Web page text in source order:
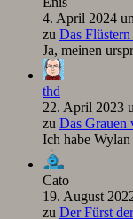
4. April 2024
zu Das
Ja, meinen
thd
22. April 2023
zu Das Grauen
Ich habe
Cato
19. August
zu Der Fürst